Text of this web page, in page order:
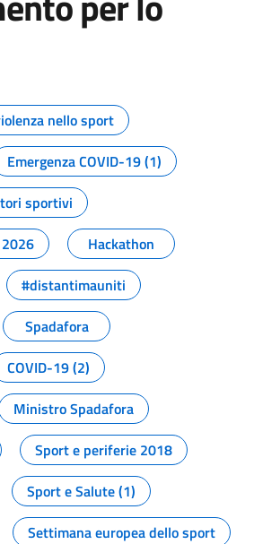
della pagina
nello sport
Emergenza COVID-19 (1)
sportivi
Hackathon
#distantimauniti
Spadafora
COVID-19 (2)
Ministro Spadafora
Sport e periferie 2018
Sport e Salute (1)
Settimana europea dello sport